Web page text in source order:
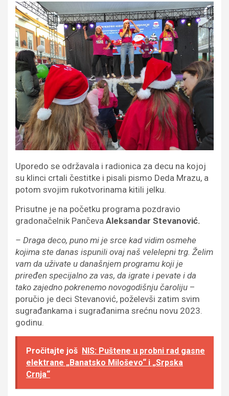
Uporedo se održavala i radionica za decu na kojoj
su klinci crtali čestitke i pisali pismo Deda Mrazu, a
potom svojim rukotvorinama kitili jelku.
Prisutne je na početku programa pozdravio
gradonačelnik Pančeva Aleksandar Stevanović.
– Draga deco, puno mi je srce kad vidim osmehe
kojima ste danas ispunili ovaj naš velelepni trg. Želim
vam da uživate u današnjem programu koji je
priređen specijalno za vas, da igrate i pevate i da
tako zajedno pokrenemo novogodišnju čaroliju –
poručio je deci Stevanović, poželevši zatim svim
sugrađankama i sugrađanima srećnu novu 2023.
godinu.
Pročitajte još NIS: Puštene u probni rad gasne
elektrane „Banatsko Miloševo“ i „Srpska
Crnja“